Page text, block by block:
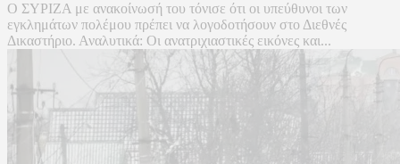
Ο ΣΥΡΙΖΑ με ανακοίνωσή του τόνισε ότι οι υπεύθυνοι των
εγκλημάτων πολέμου πρέπει να λογοδοτήσουν στο Διεθνές
Δικαστήριο. Αναλυτικά: Οι ανατριχιαστικές εικόνες και...